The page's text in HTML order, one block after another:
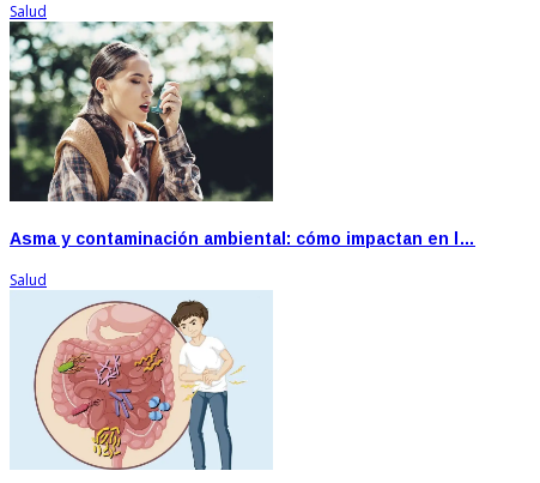
Salud
Asma y contaminación ambiental: cómo impactan en l…
Salud